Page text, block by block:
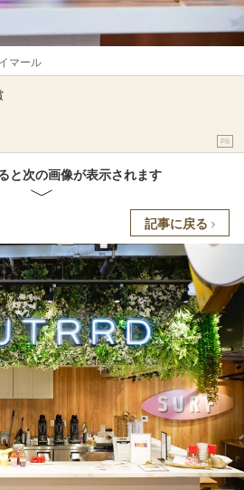
マール
PR
と次の画像が表示されます
記事に戻る